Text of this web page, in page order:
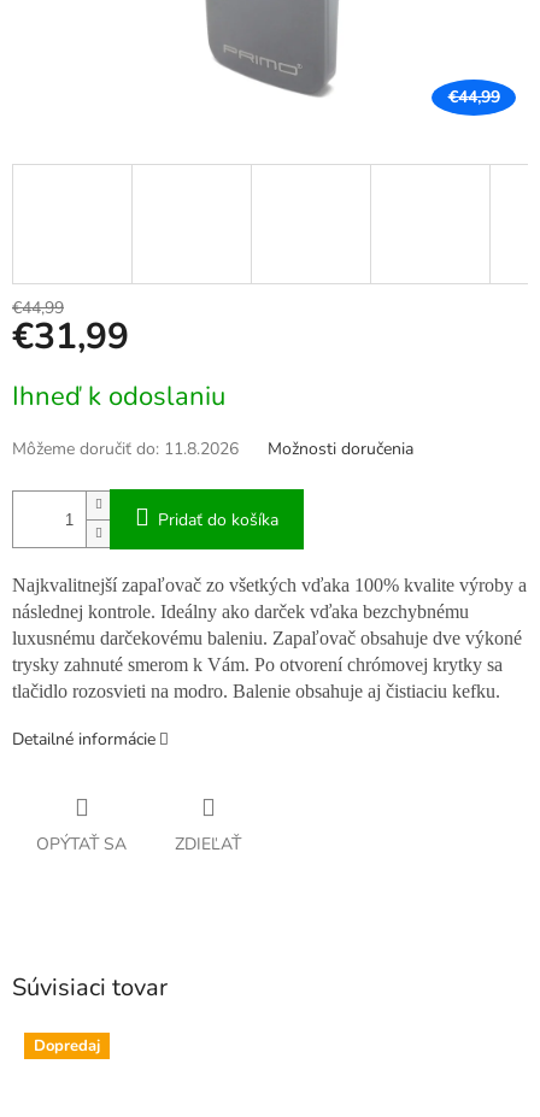
€44,99
€44,99
€31,99
cena:
Ihneď k odoslaniu
Môžeme doručiť do: 11.8.2026 Možnosti doručenia
Pridať do košíka
Najkvalitnejší zapaľovač zo všetkých vďaka 100% kvalite výroby a
následnej kontrole. Ideálny ako darček vďaka bezchybnému
luxusnému darčekovému baleniu. Zapaľovač obsahuje dve výkoné
trysky zahnuté smerom k Vám. Po otvorení chrómovej krytky sa
tlačidlo rozosvieti na modro. Balenie obsahuje aj čistiaciu kefku.
Detailné informácie
OPÝTAŤ SA ZDIEĽAŤ
Súvisiaci tovar
Dopredaj